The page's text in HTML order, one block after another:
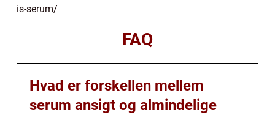
is-serum/
FAQ
Hvad er forskellen mellem
serum ansigt og almindelige